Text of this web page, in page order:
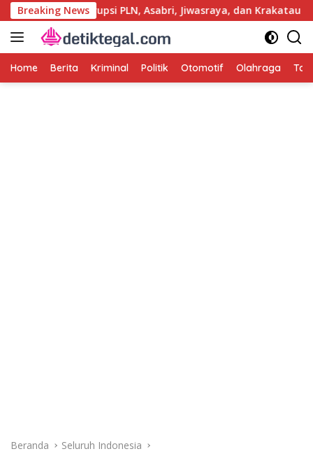
Langsung
ke
konten
Breaking News
Kasus Korupsi PLN, Asabri, Jiwasraya, dan Krakatau Steel
Home Berita Kriminal Politik Otomotif Olahraga
Beranda Seluruh Indonesia